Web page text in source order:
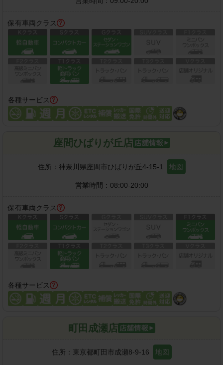
保有車両クラス
各種サービス
座間ひばりが丘店
住所： 神奈川県座間市ひばりが丘4-15-1 地図
営業時間： 08:00-20:00
保有車両クラス
各種サービス
町田成瀬店
住所： 東京都町田市成瀬8-9-16 地図